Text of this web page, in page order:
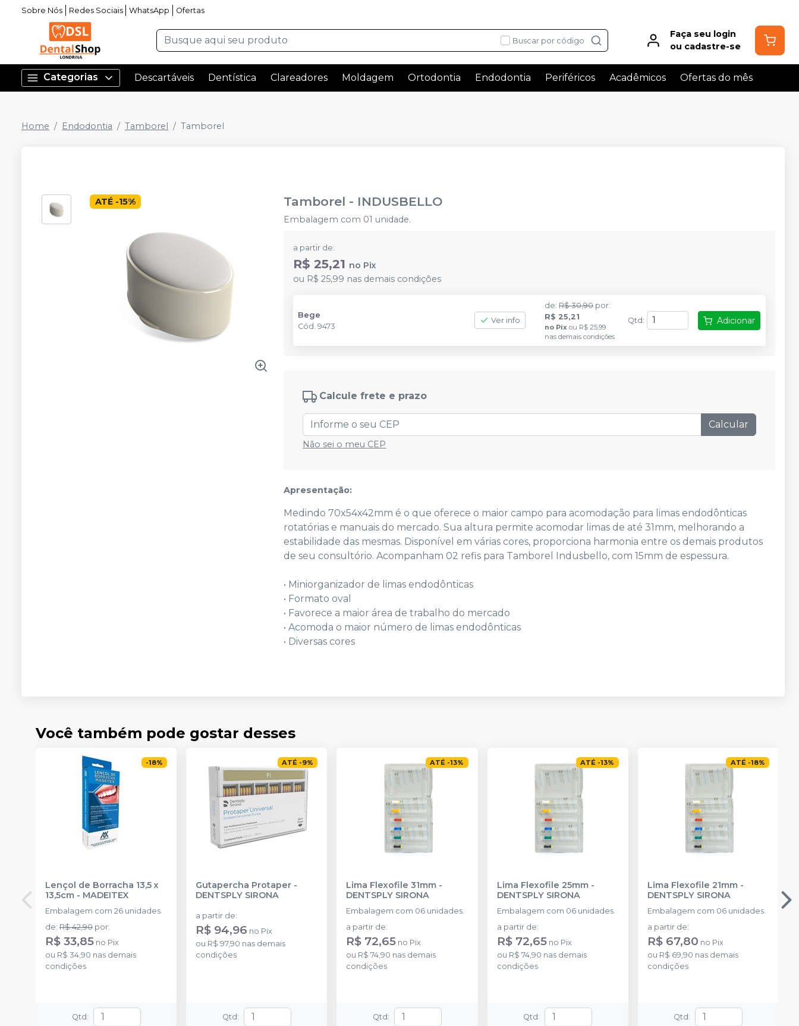
Sobre Nós Redes Sociais WhatsApp Ofertas
Buscar por código
Faça seu login
ou cadastre-se
Categorias Descartáveis Dentística Clareadores Moldagem Ortodontia Endodontia Periféricos Acadêmicos Ofertas do mês
Home Endodontia Tamborel Tamborel
ATÉ -15% Tamborel - INDUSBELLO
Embalagem com 01 unidade.
a partir de:
R$ 25,21 no Pix
ou R$ 25,99 nas demais condições
Bege
Cód.9473
Ver info
de: R$ 30,90 por:
R$ 25,21
no Pix ou R$ 25,99
nas demais condições
Qtd : Adicionar
Calcule frete e prazo
Calcular
Não sei o meu CEP
Apresentação:
Medindo 70x54x42mm é o que oferece o maior campo para acomodação para limas endodônticas
rotatórias e manuais do mercado. Sua altura permite acomodar limas de até 31mm, melhorando a
estabilidade das mesmas. Disponível em várias cores, proporciona harmonia entre os demais produtos
de seu consultório. Acompanham 02 refis para Tamborel Indusbello, com 15mm de espessura.
• Miniorganizador de limas endodônticas
• Formato oval
• Favorece a maior área de trabalho do mercado
• Acomoda o maior número de limas endodônticas
• Diversas cores
Você também pode gostar desses
-18%
Lençol de Borracha 13,5 x
13,5cm - MADEITEX
Embalagem com 26 unidades.
de: R$ 42,90 por:
R$ 33,85 no Pix
ou R$ 34,90 nas demais
condições
Qtd :
ATÉ -9%
Gutapercha Protaper -
DENTSPLY SIRONA
a partir de:
R$ 94,96 no Pix
ou R$ 97,90 nas demais
condições
Qtd :
ATÉ -13%
Lima Flexofile 31mm -
DENTSPLY SIRONA
Embalagem com 06 unidades.
a partir de:
R$ 72,65 no Pix
ou R$ 74,90 nas demais
condições
Qtd :
ATÉ -13%
Lima Flexofile 25mm-
DENTSPLY SIRONA
Embalagem com 06 unidades.
a partir de:
R$ 72,65 no Pix
ou R$ 74,90 nas demais
condições
Qtd :
ATÉ -18%
Lima Flexofile 21mm-
DENTSPLY SIRONA
Embalagem com 06 unidades.
a partir de:
R$ 67,80 no Pix
ou R$ 69,90 nas demais
condições
Qtd :